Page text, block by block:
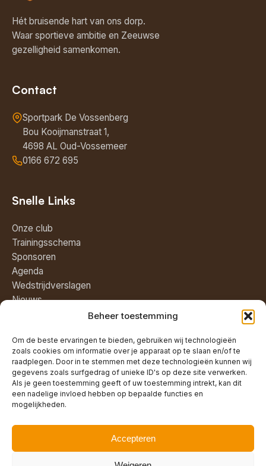
Beheer toestemming
Om de beste ervaringen te bieden, gebruiken wij technologieën
zoals cookies om informatie over je apparaat op te slaan en/of te
raadplegen. Door in te stemmen met deze technologieën kunnen wij
gegevens zoals surfgedrag of unieke ID's op deze site verwerken.
Als je geen toestemming geeft of uw toestemming intrekt, kan dit
een nadelige invloed hebben op bepaalde functies en
mogelijkheden.
Accepteren
Hét bruisende hart van ons dorp.
Waar sportieve ambitie en Zeeuwse
gezelligheid samenkomen.
Contact
Sportpark De Vossenberg
Bou Kooijmanstraat 1,
4698 AL Oud-Vossemeer
0166 672 695
Snelle Links
Onze club
Trainingsschema
Sponsoren
Agenda
Wedstrijdverslagen
Nieuws
Volg ons
Blijf op de hoogte van al het nieuws,
clubactiviteiten!